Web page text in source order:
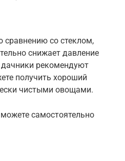
сравнению со стеклом,
снижает давление
дачники рекомендуют
получить хороший
чистыми овощами.
самостоятельно